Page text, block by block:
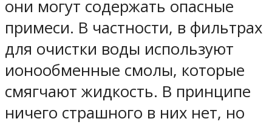
они могут содержать опасные
примеси. В частности, в фильтрах
для очистки воды используют
ионообменные смолы, которые
смягчают жидкость. В принципе
ничего страшного в них нет, но